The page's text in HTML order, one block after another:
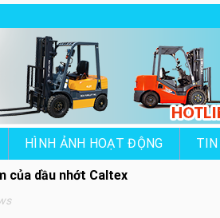
HÌNH ẢNH HOẠT ĐỘNG
của dầu nhớt Caltex